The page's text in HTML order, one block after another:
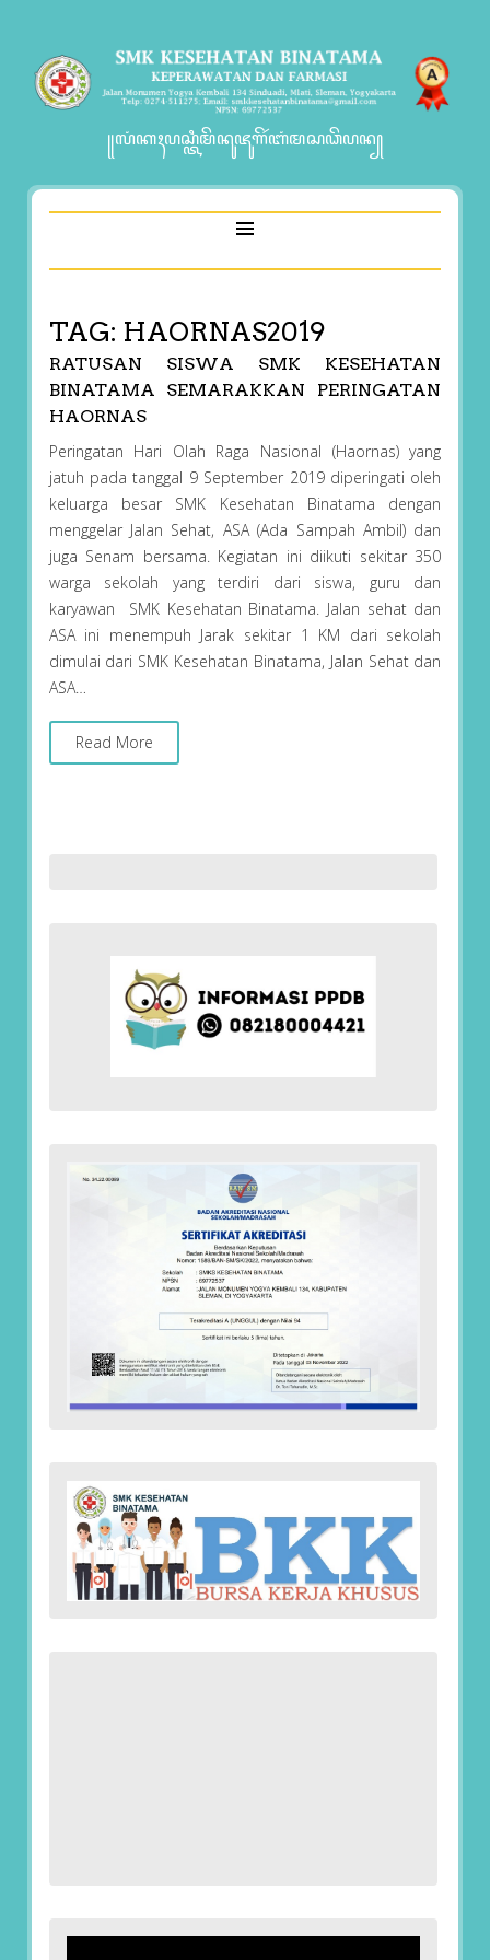
꧋ꦭꦁꦏꦃꦥꦱ꧀ꦠꦶꦩꦼꦤꦸꦗꦸꦒꦼꦂꦧꦁꦩꦱꦣꦼꦥꦤ꧀
TAG: HAORNAS2019
RATUSAN SISWA SMK KESEHATAN
BINATAMA SEMARAKKAN PERINGATAN
HAORNAS
Peringatan Hari Olah Raga Nasional (Haornas) yang
jatuh pada tanggal 9 September 2019 diperingati oleh
keluarga besar SMK Kesehatan Binatama dengan
menggelar Jalan Sehat, ASA (Ada Sampah Ambil) dan
juga Senam bersama. Kegiatan ini diikuti sekitar 350
warga sekolah yang terdiri dari siswa, guru dan
karyawan SMK Kesehatan Binatama. Jalan sehat dan
ASA ini menempuh Jarak sekitar 1 KM dari sekolah
dimulai dari SMK Kesehatan Binatama, Jalan Sehat dan
ASA…
Read More